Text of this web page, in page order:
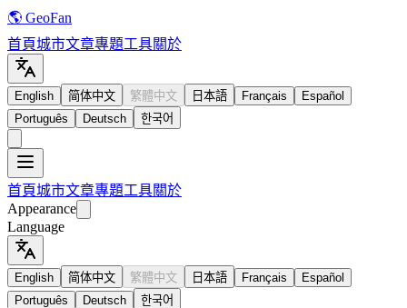
🌎 GeoFan
首頁城市文章專題工具關於
English 简体中文 繁體中文 日本語 Français
Español
Português
Deutsch 한국어
首頁城市文章專題工具關於
Appearance
Language
English 简体中文 繁體中文 日本語 Français
Español
Português
Deutsch 한국어